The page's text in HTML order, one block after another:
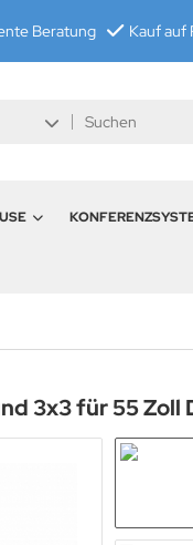
Beratung Kauf auf
3x3 für 55 Zoll